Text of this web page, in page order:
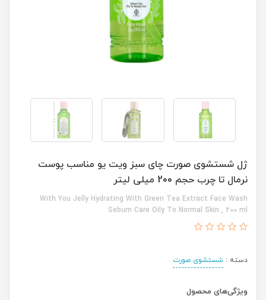
ژل شستشوی صورت چای سبز ویت یو مناسب پوست
نرمال تا چرب حجم 200 میلی لیتر
With You Jelly Hydrating With Green Tea Extract Face Wash
Sebum Care Oily To Normal Skin , 200 ml
دسته : شستشوی صورت
ویژگی‌های محصول